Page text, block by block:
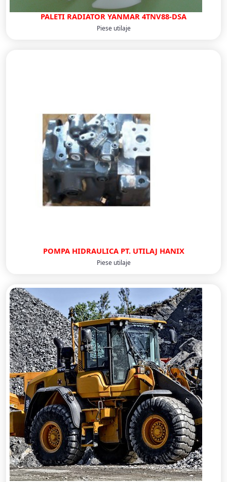
PALETI RADIATOR YANMAR 4TNV88-DSA
Piese utilaje
POMPA HIDRAULICA PT. UTILAJ HANIX
Piese utilaje